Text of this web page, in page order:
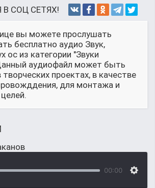
СОЦ СЕТЯХ!
вы можете прослушать
бесплатно аудио Звук,
ос из категории "Звуки
аудиофайл может быть
творческих проектах, в качестве
для монтажа и
00:00